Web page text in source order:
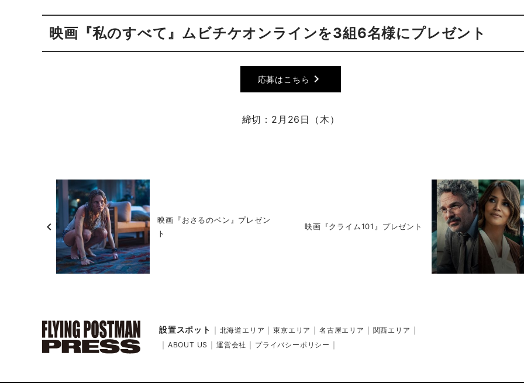
映画『私のすべて』ムビチケオンラインを3組6名様にプレゼント
応募はこちら chevron_right
締切：2月26日（木）
chevron_left
映画『おさるのベン』プレゼン
ト
映画『クライム101』プレゼント
北海道エリア 東京エリア 名古屋エリア
関西エリア
ABOUT US
運営会社 プライバシーポリシー